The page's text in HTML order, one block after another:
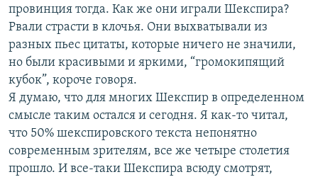
провинция тогда. Как же они играли Шекспира?
Рвали страсти в клочья. Они выхватывали из
разных пьес цитаты, которые ничего не значили,
но были красивыми и яркими, “громокипящий
кубок”, короче говоря.
Я думаю, что для многих Шекспир в определенном
смысле таким остался и сегодня. Я как-то читал,
что 50% шекспировского текста непонятно
современным зрителям, все же четыре столетия
прошло. И все-таки Шекспира всюду смотрят,